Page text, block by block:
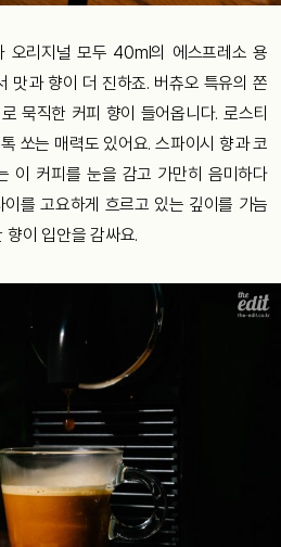
오리지널 모두 40ml의 에스프레소 용
맛과 향이 더 진하죠. 버츄오 특유의 쫀
묵직한 커피 향이 들어옵니다. 로스티
쏘는 매력도 있어요. 스파이시 향과 코
이 커피를 눈을 감고 가만히 음미하다
를 고요하게 흐르고 있는 깊이를 가늠
이 입안을 감싸요.